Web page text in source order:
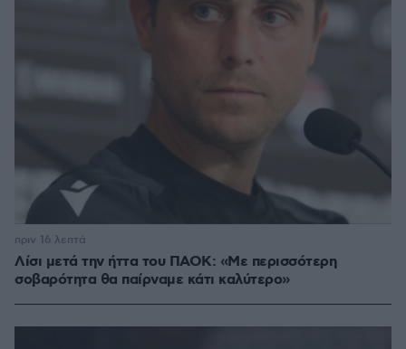
Λίσι μετά την ήττα του ΠΑΟΚ: «Με περισσότερη
σοβαρότητα θα παίρναμε κάτι καλύτερο»
πριν 16 λεπτά